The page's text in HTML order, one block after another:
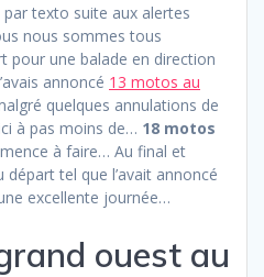
texto suite aux alertes
nous sommes tous
pour une balade en direction
annoncé 13 motos au
quelques annulations de
à pas moins de… 18 motos
à faire… Au final et
tel que l’avait annoncé
excellente journée…
ouest au